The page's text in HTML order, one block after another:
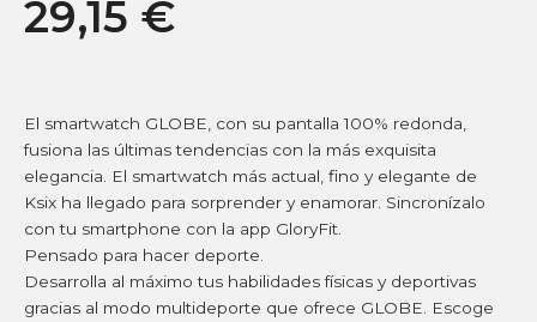
29,15 €
El smartwatch GLOBE, con su pantalla 100% redonda,
fusiona las últimas tendencias con la más exquisita
elegancia. El smartwatch más actual, fino y elegante de
Ksix ha llegado para sorprender y enamorar. Sincronízalo
con tu smartphone con la app GloryFit.
Pensado para hacer deporte.
Desarrolla al máximo tus habilidades físicas y deportivas
gracias al modo multideporte que ofrece GLOBE. Escoge